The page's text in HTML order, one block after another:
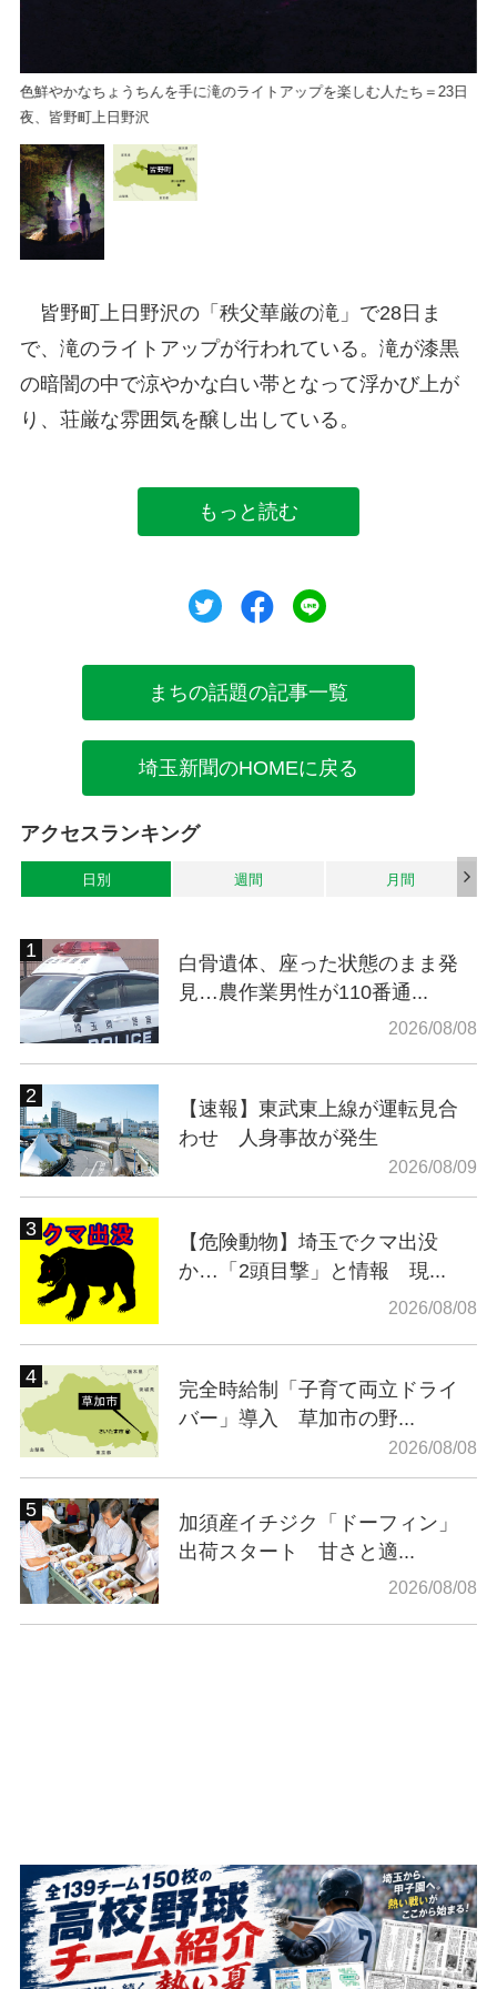
色鮮やかなちょうちんを手に滝のライトアップを楽しむ人たち＝23日
夜、皆野町上日野沢
皆野町上日野沢の「秩父華厳の滝」で28日ま
で、滝のライトアップが行われている。滝が漆黒
の暗闇の中で涼やかな白い帯となって浮かび上が
り、荘厳な雰囲気を醸し出している。
もっと読む
ツイートシェア
まちの話題の記事一覧
埼玉新聞のHOMEに戻る
アクセスランキング
日別 週間 月間
白骨遺体、座った状態のまま発
見…農作業男性が110番通...
2026/08/08
【速報】東武東上線が運転見合
わせ 人身事故が発生
2026/08/09
【危険動物】埼玉でクマ出没
か…「2頭目撃」と情報 現...
2026/08/08
完全時給制「子育て両立ドライ
バー」導入 草加市の野...
2026/08/08
加須産イチジク「ドーフィン」
出荷スタート 甘さと適...
2026/08/08